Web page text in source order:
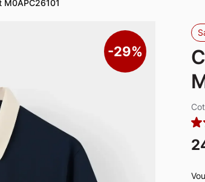
M0APC26101
-29%